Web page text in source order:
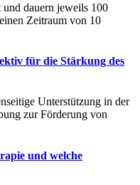
dauern jeweils 100
Zeitraum von 10
für die Stärkung des
Unterstützung in der
zur Förderung von
und welche